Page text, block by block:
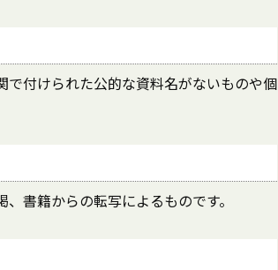
付けられた公的な資料名がないものや個
書籍からの転写によるものです。